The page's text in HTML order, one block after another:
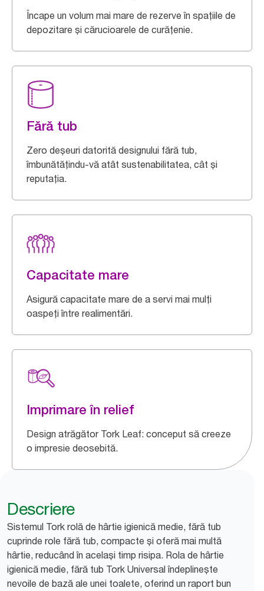
Încape un volum mai mare de rezerve în spațiile de
depozitare și cărucioarele de curățenie.
Fără tub
Zero deșeuri datorită designului fără tub,
îmbunătățindu-vă atât sustenabilitatea, cât și
reputația.
Capacitate mare
Asigură capacitate mare de a servi mai mulți
oaspeți între realimentări.
Imprimare în relief
Design atrăgător Tork Leaf: conceput să creeze
o impresie deosebită.
Descriere
Sistemul Tork rolă de hârtie igienică medie, fără tub
cuprinde role fără tub, compacte și oferă mai multă
hârtie, reducând în același timp risipa. Rola de hârtie
igienică medie, fără tub Tork Universal îndeplinește
nevoile de bază ale unei toalete, oferind un raport bun